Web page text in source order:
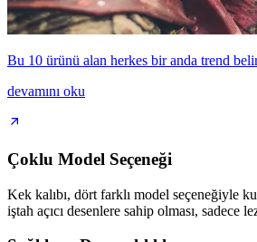
Bu 10 ürünü alan herkes bir anda trend
devamını oku
Çoklu Model Seçeneği
Kek kalıbı, dört farklı model seçeneğiyle
iştah açıcı desenlere sahip olması, sadece